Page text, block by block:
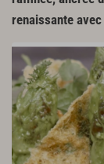
renaissante